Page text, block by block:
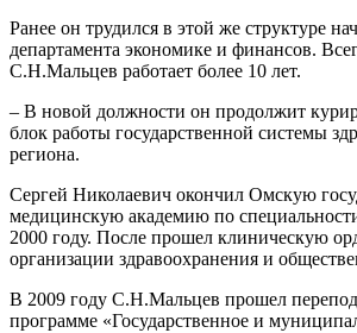
Ранее он трудился в этой же структуре
департамента экономике и финансов.
С.Н.Мальцев работает более 10 лет.
– В новой должности он продолжит
блок работы государственной системы
региона.
Сергей Николаевич окончил Омскую
медицинскую академию по
2000 году. После прошел клиническую
организации здравоохранения и
В 2009 году С.Н.Мальцев прошел
программе «Государственное и